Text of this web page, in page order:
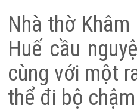
Nhà thờ
Huế cầu
cùng với một
thể đi bộ